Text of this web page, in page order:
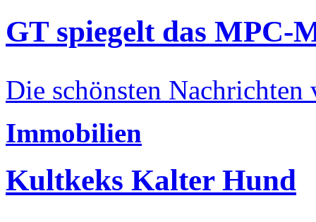
GT spiegelt das MPC-
Die schönsten Nachrichten
Immobilien
Kultkeks Kalter Hund